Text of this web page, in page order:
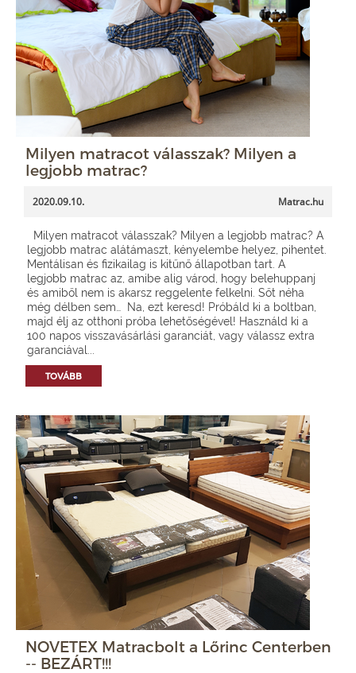
Milyen matracot válasszak? Milyen a
legjobb matrac?
2020.09.10. Matrac.hu
Milyen matracot válasszak? Milyen a legjobb matrac? A
legjobb matrac alátámaszt, kényelembe helyez, pihentet.
Mentálisan és fizikailag is kitűnő állapotban tart. A
legjobb matrac az, amibe alig várod, hogy belehuppanj
és amiből nem is akarsz reggelente felkelni. Sőt néha
még délben sem… Na, ezt keresd! Próbáld ki a boltban,
majd élj az otthoni próba lehetőségével! Használd ki a
100 napos visszavásárlási garanciát, vagy válassz extra
garanciával...
TOVÁBB
NOVETEX Matracbolt a Lőrinc Centerben
-- BEZÁRT!!!